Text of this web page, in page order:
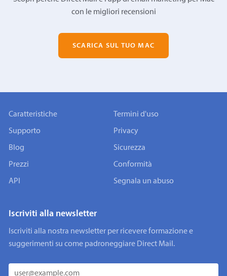
con le migliori recensioni
SCARICA SUL TUO MAC
Caratteristiche
Supporto
Blog
Prezzi
API
Termini d'uso
Privacy
Sicurezza
Conformità
Segnala un abuso
Iscriviti alla newsletter
Iscriviti alla nostra newsletter per ricevere formazione e
suggerimenti su come padroneggiare Direct Mail.